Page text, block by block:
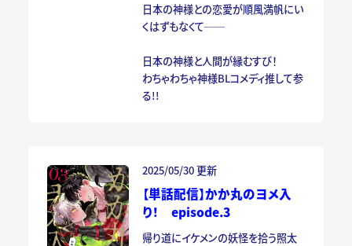
日本の神様との恋愛が順風満帆にい
くはずもなくて──
日本の神様と人間が縁むすび！
わちゃわちゃ神様BLコメディ推して参
る!!
2025/05/30 更新
【単話配信】かか丸のヨメ入
り！ episode.3
帰り道にイケメンの妖怪を拾う照太